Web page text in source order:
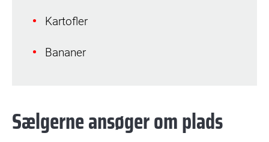
Kartofler
Bananer
Sælgerne ansøger om plads